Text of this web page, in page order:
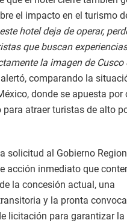
el impacto en el turismo
este hotel deja de operar,
que buscan
la imagen de Cusco
comparando la
donde se apuesta por
para atraer turistas de alto
solicitud al Gobierno
acción inmediato que
la concesión actual, una
y la pronta
licitación para garantizar la